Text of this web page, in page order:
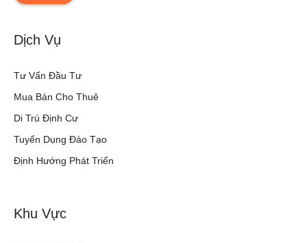
Dịch Vụ
Tư Vấn Đầu Tư
Mua Bán Cho Thuê
Di Trú Định Cư
Tuyển Dụng Đào Tạo
Định Hướng Phát Triển
Khu Vực